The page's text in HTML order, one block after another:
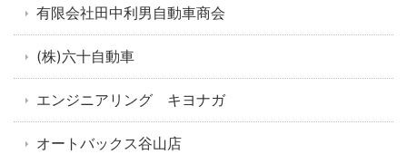
有限会社田中利男自動車商会
(株)六十自動車
エンジニアリング キヨナガ
オートバックス谷山店